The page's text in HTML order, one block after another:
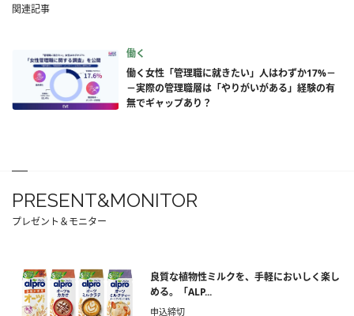
関連記事
働く
働く女性「管理職に就きたい」人はわずか17%－
－実際の管理職層は「やりがいがある」経験の有
無でギャップあり？
PRESENT&MONITOR
プレゼント＆モニター
良質な植物性ミルクを、手軽においしく楽し
める。「ALP...
申込締切